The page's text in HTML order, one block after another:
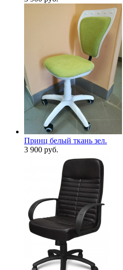
Принц белый ткань зел.
3 900 руб.